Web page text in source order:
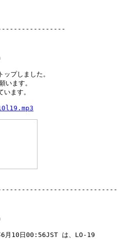
プしました。
います。
ます。
月10日00:56JST は、LO-19